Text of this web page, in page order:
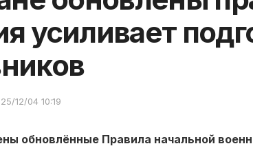
усиливает
12/04 10:19
обновлённые Правила начальной